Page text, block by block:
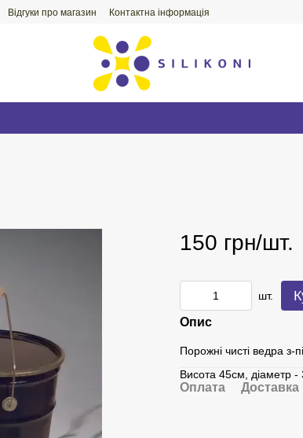
Відгуки про магазин Контактна інформація
150 грн/шт.
шт.
Опис
Порожні чисті ведра з-
Висота 45см, діаметр -
Оплата Доставка